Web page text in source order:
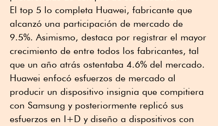
El top 5 lo completa Huawei, fabricante que
alcanzó una participación de mercado de
9.5%. Asimismo, destaca por registrar el mayor
crecimiento de entre todos los fabricantes, tal
que un año atrás ostentaba 4.6% del mercado.
Huawei enfocó esfuerzos de mercado al
producir un dispositivo insignia que compitiera
con Samsung y posteriormente replicó sus
esfuerzos en I+D y diseño a dispositivos con